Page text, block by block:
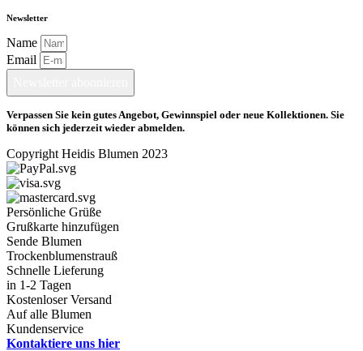
Newsletter
Name
Email
Verpassen Sie kein gutes Angebot, Gewinnspiel oder neue Kollektionen. Sie
können sich jederzeit wieder abmelden.
Copyright Heidis Blumen 2023
Persönliche Grüße
Grußkarte hinzufügen
Sende Blumen
Trockenblumenstrauß
Schnelle Lieferung
in 1-2 Tagen
Kostenloser Versand
Auf alle Blumen
Kundenservice
Kontaktiere uns hier